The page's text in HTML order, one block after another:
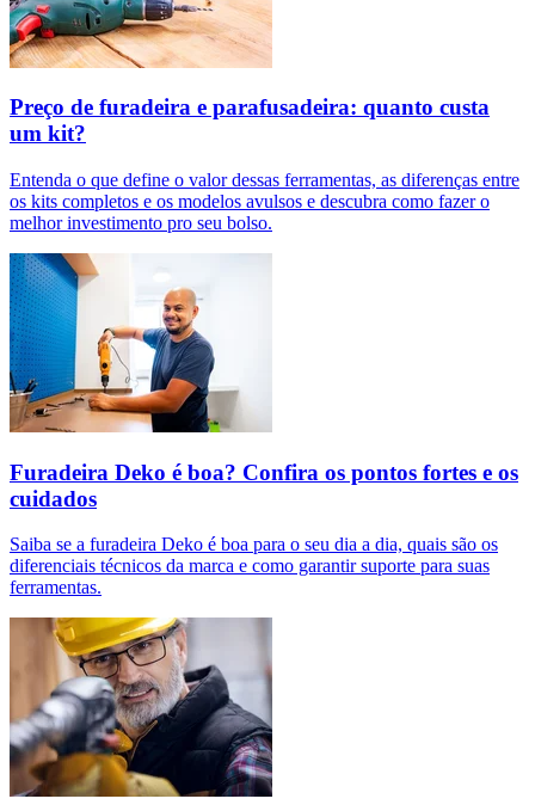
Preço de furadeira e parafusadeira: quanto custa
um kit?
Entenda o que define o valor dessas ferramentas, as diferenças entre
os kits completos e os modelos avulsos e descubra como fazer o
melhor investimento pro seu bolso.
Furadeira Deko é boa? Confira os pontos fortes e os
cuidados
Saiba se a furadeira Deko é boa para o seu dia a dia, quais são os
diferenciais técnicos da marca e como garantir suporte para suas
ferramentas.